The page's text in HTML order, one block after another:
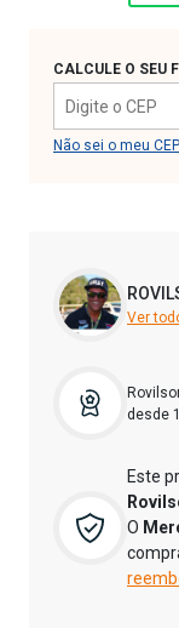
CALCULE O SEU
Não sei o meu CEP
Ver
desde
Este
O